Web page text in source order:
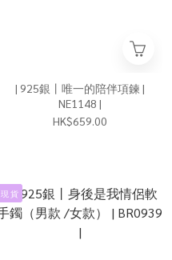
| 925銀丨唯一的陪伴項鍊 |
NE1148 |
HK$659.00
現 貨